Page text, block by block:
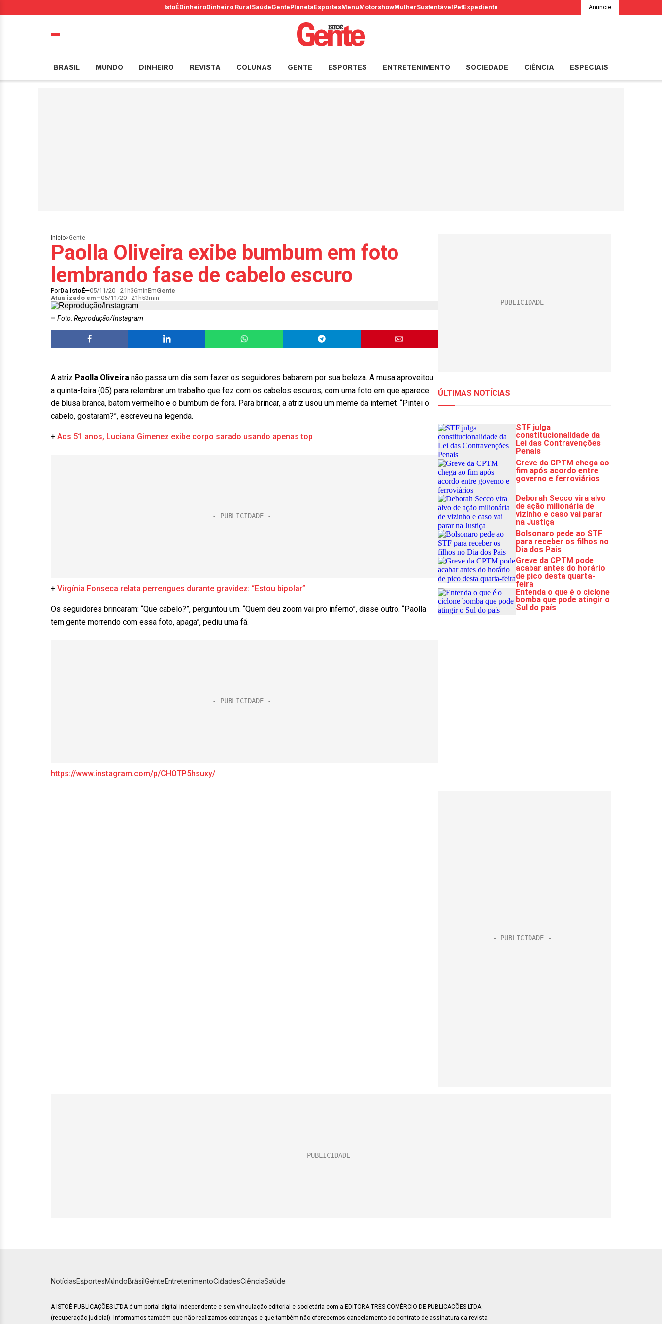
IstoÉDinheiroDinheiro RuralSaúdeGentePlanetaEsportesMenuMotorshowMulherSustentávelPetExpediente Anuncie
BRASIL MUNDO DINHEIRO REVISTA COLUNAS GENTE ESPORTES ENTRETENIMENTO SOCIEDADE CIÊNCIA ESPECIAIS
Início>Gente
Paolla Oliveira exibe bumbum em foto
lembrando fase de cabelo escuro
PorDa IstoÉ 05/11/20 - 21h36minEmGente
Atualizado em
05/11/20 - 21h53min
Foto: Reprodução/Instagram
A atriz Paolla Oliveira não passa um dia sem fazer os seguidores babarem por sua beleza. A musa aproveitou
a quinta-feira (05) para relembrar um trabalho que fez com os cabelos escuros, com uma foto em que aparece
de blusa branca, batom vermelho e o bumbum de fora. Para brincar, a atriz usou um meme da internet. “Pintei o
cabelo, gostaram?”, escreveu na legenda.
+ Aos 51 anos, Luciana Gimenez exibe corpo sarado usando apenas top
+ Virgínia Fonseca relata perrengues durante gravidez: “Estou bipolar”
Os seguidores brincaram: “Que cabelo?”, perguntou um. “Quem deu zoom vai pro inferno”, disse outro. “Paolla
tem gente morrendo com essa foto, apaga”, pediu uma fã.
https://www.instagram.com/p/CHOTP5hsuxy/
NotíciasEsportesMundoBrasilGenteEntretenimentoCidadesCiênciaSaúde
A ISTOÉ PUBLICAÇÕES LTDA é um portal digital independente e sem vinculação editorial e societária com a EDITORA TRES COMÉRCIO DE PUBLICACÕES LTDA
(recuperação judicial). Informamos também que não realizamos cobranças e que também não oferecemos cancelamento do contrato de assinatura da revista